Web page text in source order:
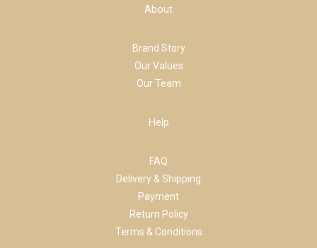
About
Brand Story
Our Values
Our Team
Help
FAQ
Delivery & Shipping
Payment
Return Policy
Terms & Conditions